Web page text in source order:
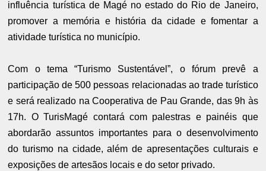
influência turística de Magé no estado do Rio de Janeiro,
promover a memória e história da cidade e fomentar a
atividade turística no município.
Com o tema “Turismo Sustentável”, o fórum prevê a
participação de 500 pessoas relacionadas ao trade turístico
e será realizado na Cooperativa de Pau Grande, das 9h às
17h. O TurisMagé contará com palestras e painéis que
abordarão assuntos importantes para o desenvolvimento
do turismo na cidade, além de apresentações culturais e
exposições de artesãos locais e do setor privado.